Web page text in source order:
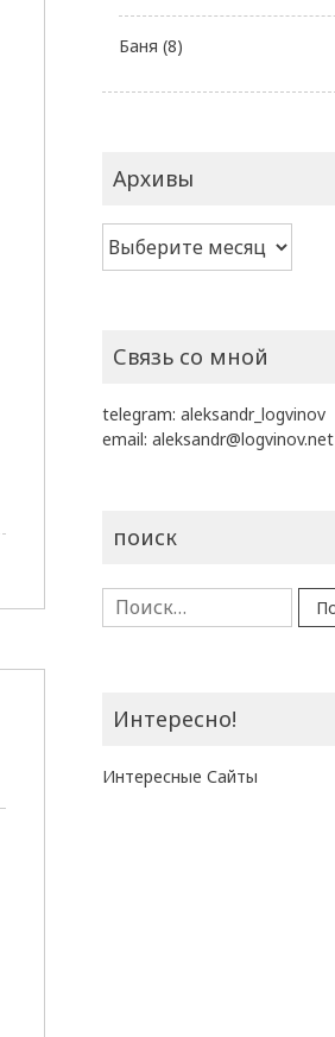
Баня (8)
Архивы
Архивы
Связь со мной
telegram: aleksandr_logvinov
email: aleksandr@logvinov.net
поиск
Найти:
Интересно!
Интересные Сайты